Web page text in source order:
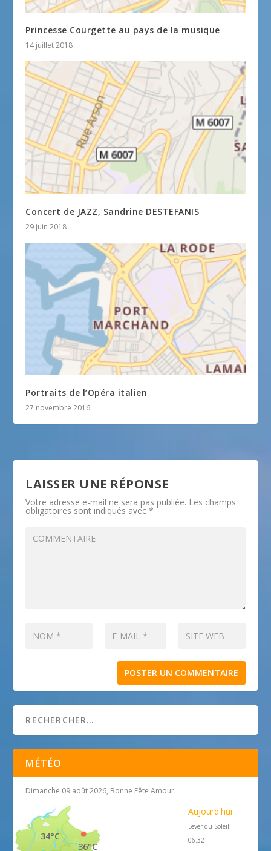
Princesse Courgette au pays de la musique
14 juillet 2018
Concert de JAZZ, Sandrine DESTEFANIS
29 juin 2018
Portraits de l’Opéra italien
27 novembre 2016
LAISSER UNE RÉPONSE
Votre adresse e-mail ne sera pas publiée. Les champs
obligatoires sont indiqués avec*
MÉTÉO
Dimanche 09 août 2026, Bonne Fête Amour
36°C
34°C
Aujourd'hui
Lever du Soleil
06:32